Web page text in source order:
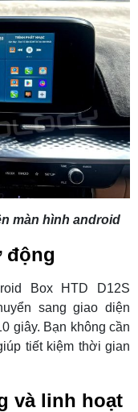
màn hình android
động
Box HTD D12S
sang giao diện
giây. Bạn không cần
tiết kiệm thời gian
và linh hoạt